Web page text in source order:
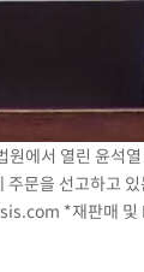
음주
"
죄송"
에서 열린 윤석
문을 선고하고
*재판매 및